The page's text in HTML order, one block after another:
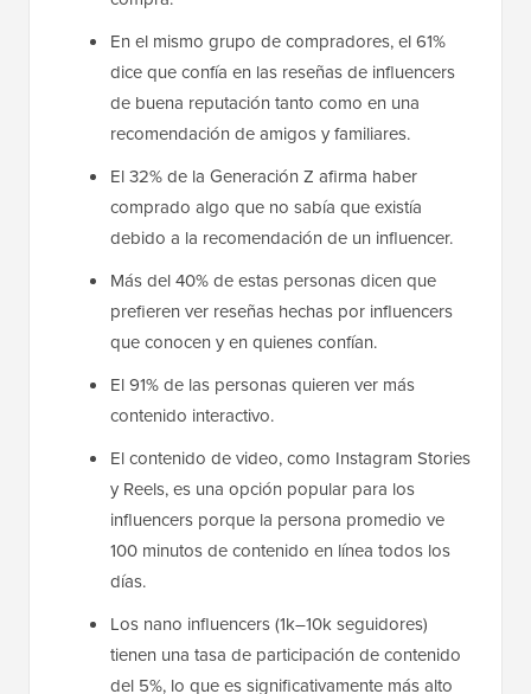
En el mismo grupo de compradores, el 61%
dice que confía en las reseñas de influencers
de buena reputación tanto como en una
recomendación de amigos y familiares.
El 32% de la Generación Z afirma haber
comprado algo que no sabía que existía
debido a la recomendación de un influencer.
Más del 40% de estas personas dicen que
prefieren ver reseñas hechas por influencers
que conocen y en quienes confían.
El 91% de las personas quieren ver más
contenido interactivo.
El contenido de video, como Instagram Stories
y Reels, es una opción popular para los
influencers porque la persona promedio ve
100 minutos de contenido en línea todos los
días.
Los nano influencers (1k–10k seguidores)
tienen una tasa de participación de contenido
del 5%, lo que es significativamente más alto